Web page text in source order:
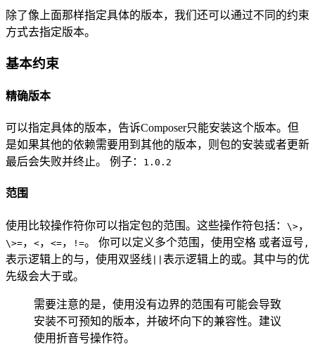
除了像上面那样指定具体的版本，我们还可以通过不同的约束
方式去指定版本。
基本约束
精确版本
可以指定具体的版本，告诉Composer只能安装这个版本。但
是如果其他的依赖需要用到其他的版本，则包的安装或者更新
最后会失败并终止。 例子：
1.0.2
范围
使用比较操作符你可以指定包的范围。这些操作符包括： \>，
\>=， <， <=， !=。 你可以定义多个范围，使用空格 或者逗号 ,
表示逻辑上的与，使用双竖线
表示逻辑上的或。其中与的优
先级会大于或。
需要注意的是，使用没有边界的范围有可能会导致
安装不可预知的版本，并破坏向下的兼容性。建议
使用折音号操作符。